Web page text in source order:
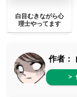
白目むきながら心
理士やってます
作者：
＞